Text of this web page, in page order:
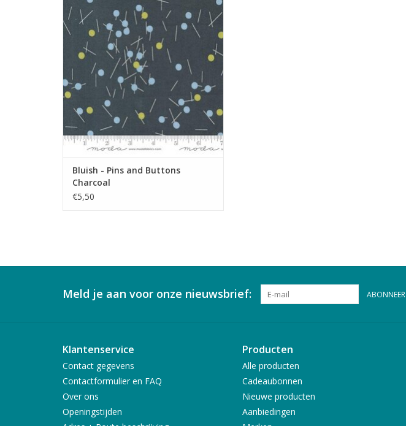
TOEVOEGEN AAN WINKELWAGEN
Bluish - Pins and Buttons
Charcoal
€5,50
Meld je aan voor onze nieuwsbrief: ABONNEER
Klantenservice
Contact gegevens
Contactformulier en FAQ
Over ons
Openingstijden
Producten
Alle producten
Cadeaubonnen
Nieuwe producten
Aanbiedingen